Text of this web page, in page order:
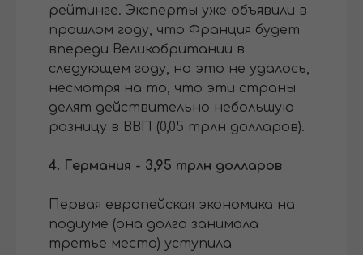
рейтинге. Эксперты уже объявили в
прошлом году, что Франция будет
впереди Великобритании в
следующем году, но это не удалось,
несмотря на то, что эти страны
делят действительно небольшую
разницу в ВВП (0,05 трлн долларов).
4. Германия - 3,95 трлн долларов
Первая европейская экономика на
подиуме (она долго занимала
третье место) уступила